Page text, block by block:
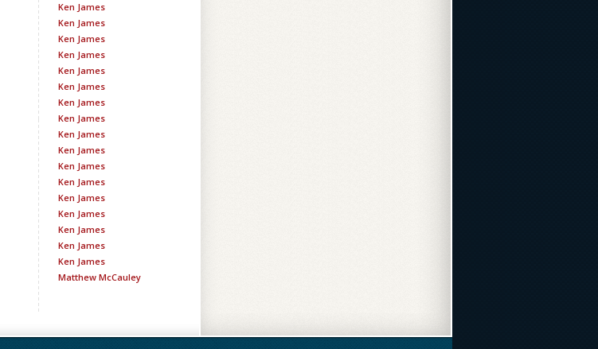
Ken James
Ken James
Ken James
Ken James
Ken James
Ken James
Ken James
Ken James
Ken James
Ken James
Ken James
Ken James
Ken James
Ken James
Ken James
Ken James
Ken James
Matthew McCauley